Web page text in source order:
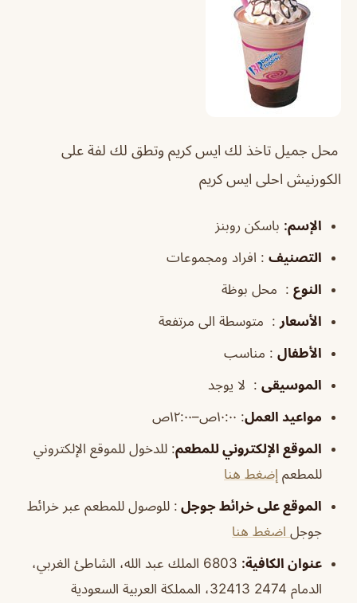
محل جميل تاخذ لك ايس كريم وتطق لك لفة على
الكورنيش احلى ايس كريم
الإسم: باسكن روبنز
التصنيف : افراد ومجموعات
النوع : محل بوظة
الأسعار : متوسطة الى مرتفعة
الأطفال : مناسب
الموسيقى : لا يوجد
مواعيد العمل: ١٠:٠٠ص–١٢:٠٠ص
الموقع الإلكتروني للمطعم: للدخول للموقع الإلكتروني
للمطعم إضغط هنا
الموقع على خرائط جوجل : للوصول للمطعم عبر خرائط
جوجل اضغط هنا
عنوان الكافية:
6803 الملك عبد الله، الشاطئ الغربي،
الدمام 32413 2474، المملكة العربية السعودية